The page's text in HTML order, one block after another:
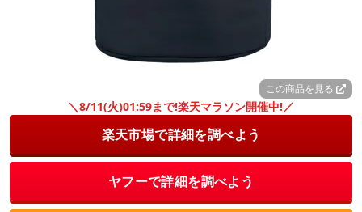
この商品を見る
＼8/11(火)01:59まで!楽天マラソン開催中!／
楽天市場で詳細を調べよう
ヤフーで詳細を調べよう